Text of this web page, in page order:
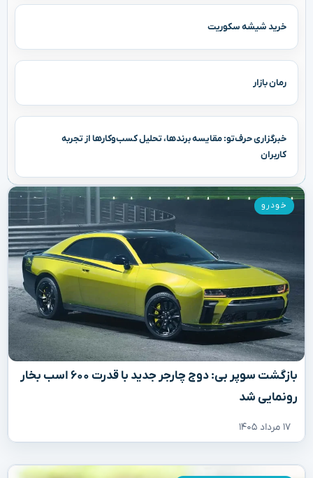
خرید شیشه سکوریت
رمان بازار
خبرگزاری حرف‌تو: مقایسه برندها، تحلیل کسب‌وکارها از تجربه
کاربران
بازگشت سوپر بی: دوج چارجر جدید با قدرت ۶۰۰ اسب بخار
رونمایی شد
۱۷ مرداد ۱۴۰۵
خودرو